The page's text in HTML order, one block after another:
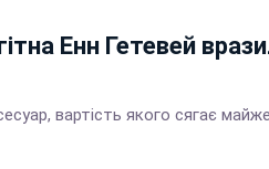
Енн Гетевей
вартість якого сягає